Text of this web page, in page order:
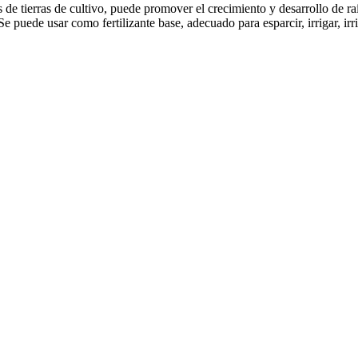
tierras de cultivo, puede promover el crecimiento y desarrollo de
puede usar como fertilizante base, adecuado para esparcir, irrigar,